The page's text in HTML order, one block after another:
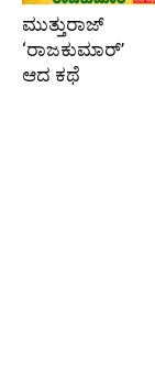
ಮುತ್ತುರಾಜ್
‘ರಾಜಕುಮಾರ್‍’
ಆದ ಕಥೆ